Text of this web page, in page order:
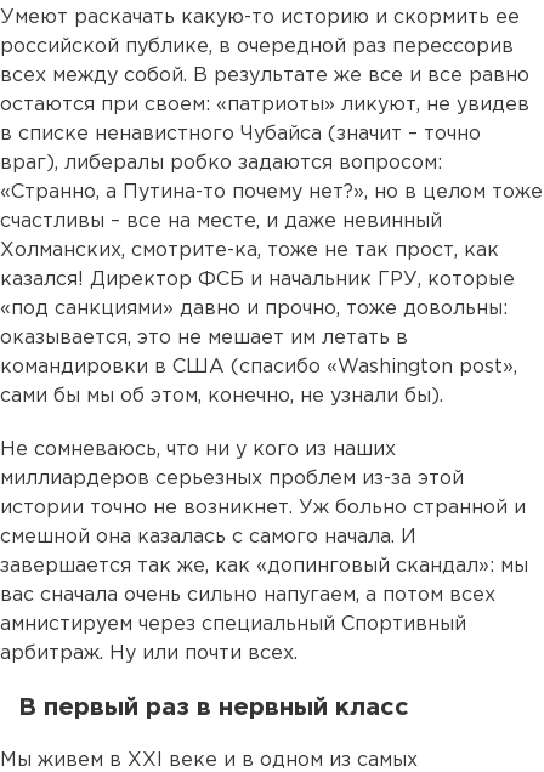
Умеют раскачать какую-то историю и скормить ее
российской публике, в очередной раз перессорив
всех между собой. В результате же все и все равно
остаются при своем: «патриоты» ликуют, не увидев
в списке ненавистного Чубайса (значит – точно
враг), либералы робко задаются вопросом:
«Странно, а Путина-то почему нет?», но в целом тоже
счастливы – все на месте, и даже невинный
Холманских, смотрите-ка, тоже не так прост, как
казался! Директор ФСБ и начальник ГРУ, которые
«под санкциями» давно и прочно, тоже довольны:
оказывается, это не мешает им летать в
командировки в США (спасибо «Washington post»,
сами бы мы об этом, конечно, не узнали бы).
Не сомневаюсь, что ни у кого из наших
миллиардеров серьезных проблем из-за этой
истории точно не возникнет. Уж больно странной и
смешной она казалась с самого начала. И
завершается так же, как «допинговый скандал»: мы
вас сначала очень сильно напугаем, а потом всех
амнистируем через специальный Спортивный
арбитраж. Ну или почти всех.
В первый раз в нервный класс
Мы живем в XXI веке и в одном из самых